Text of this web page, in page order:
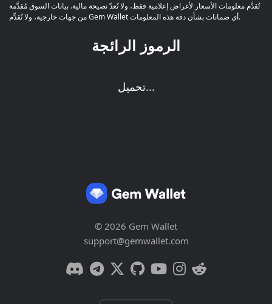
تُقدَّم معلومات الأسعار لأغراض إعلامية فقط، ولا تُعدّ نصيحة مالية. بيانات السوق مُقدَّمة
من جهات خارجية، ولا تُقدِّم Gem Wallet أي ضمانات بشأن دقة هذه المعلومات.
الرموز الرائجة
تحميل...
© 2026 Gem Wallet
support@gemwallet.com